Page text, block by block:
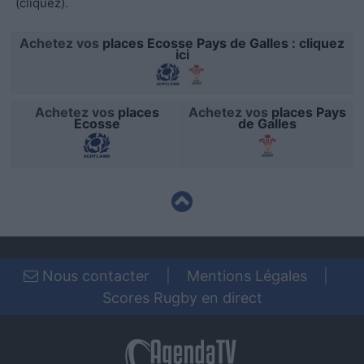
functionality and fraud prevention, and other
Achetez vos places Ecosse Pays de Galles : cliquez
ici
Achetez vos places
Ecosse
Achetez vos places Pays
de Galles
Nous contacter Mentions Légales
Scores Rugby en direct